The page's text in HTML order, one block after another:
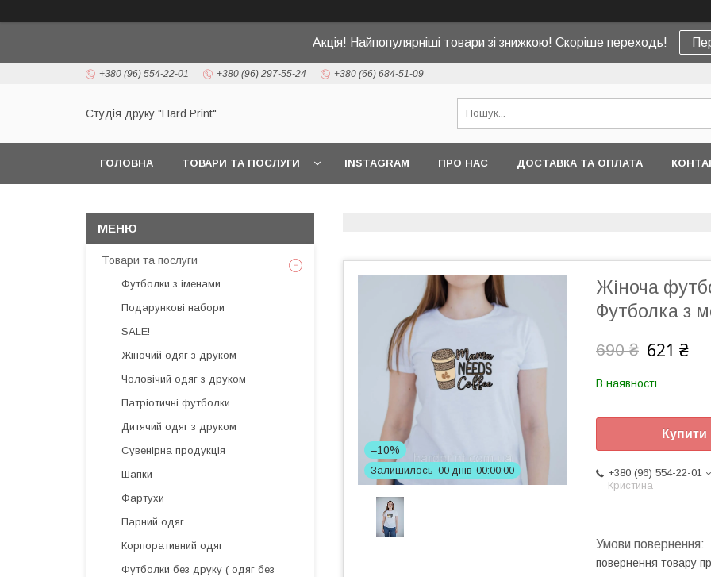
Акція! Найпопулярніші товари зі знижкою! Скоріше переходь!
+380 (96) 554-22-01 +380 (96) 297-55-24 +380 (66) 684-51-09
Студія друку "Hard Print"
ГОЛОВНА ТОВАРИ ТА ПОСЛУГИ INSTAGRAM ПРО НАС ДОСТАВКА ТА ОПЛАТА
–10%
Залишилось 00 днів 00 00 00
Жіноча
Футболка з
690 ₴ 621 ₴
В наявності
Купити
+380 (96) 554-22-01
Кристина
повернення товару
Товари та послуги
Футболки з іменами
Подарункові набори
SALE!
Жіночий одяг з друком
Чоловічий одяг з друком
Патріотичні футболки
Дитячий одяг з друком
Сувенірна продукція
Шапки
Фартухи
Парний одяг
Корпоративний одяг
Футболки без друку ( одяг без